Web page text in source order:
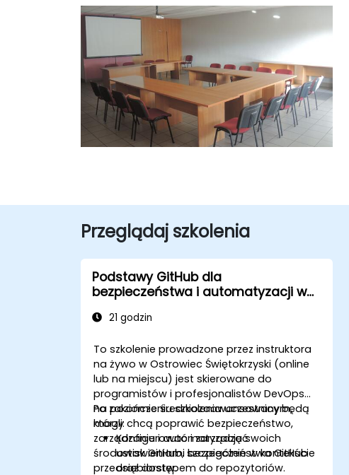
Przeglądaj szkolenia
Podstawy GitHub dla
bezpieczeństwa i automatyzacji w
21 godzin
To szkolenie prowadzone przez instruktora
na żywo w Ostrowiec Świętokrzyski (online
lub na miejscu) jest skierowane do
programistów i profesjonalistów DevOps
na poziomie średniozaawansowanym,
którzy chcą poprawić bezpieczeństwo,
zarządzanie i automatyzację swoich
środowisk GitHub, szczególnie w kontekście
przedsiębiorstw.
Po zakończeniu szkolenia uczestnicy będą
mogli:
Konfigurować i zarządzać
ustawieniami bezpieczeństwa GitHub
oraz dostępem do repozytoriów.